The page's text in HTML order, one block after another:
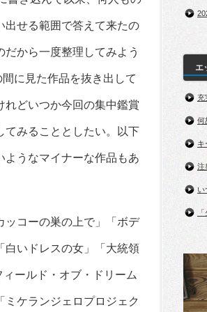
出せる範囲で答えて来たの
から一度整理してみよう
に見た作品を抜き出して
れどいつか今回の集中鑑賞
てみることとしたい。以下
ようなマイナーな作品もあ
ッコーの巣の上で」「ボデ
白いドレスの女」「大統領
ールド・オブ・ドリーム
ケランジェロプロジェク
エ
充
何
キ
注
い